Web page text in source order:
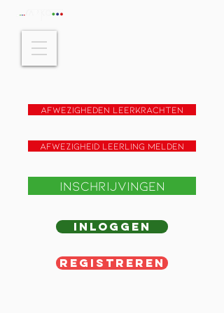
Afwezigheden leerkrachten
Afwezigheid leerling melden
Inschrijvingen
Inloggen
Registreren